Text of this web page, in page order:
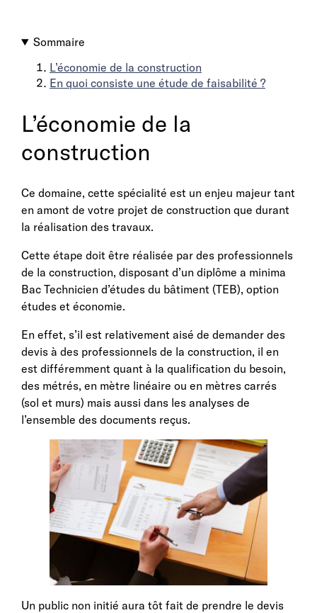
Sommaire
L’économie de la construction
En quoi consiste une étude de faisabilité ?
L’économie de la
construction
Ce domaine, cette spécialité est un enjeu majeur tant
en amont de votre projet de construction que durant
la réalisation des travaux.
Cette étape doit être réalisée par des professionnels
de la construction, disposant d’un diplôme a minima
Bac Technicien d’études du bâtiment (TEB), option
études et économie.
En effet, s’il est relativement aisé de demander des
devis à des professionnels de la construction, il en
est différemment quant à la qualification du besoin,
des métrés, en mètre linéaire ou en mètres carrés
(sol et murs) mais aussi dans les analyses de
l’ensemble des documents reçus.
Un public non initié aura tôt fait de prendre le devis